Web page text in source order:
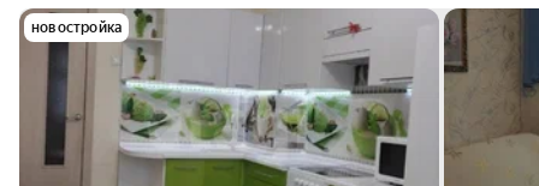
новостройка